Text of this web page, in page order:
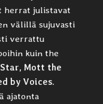
herrat julistavat
välillä sujuvasti
verrattu
kuin the
Mott the
by Voices.
ajatonta